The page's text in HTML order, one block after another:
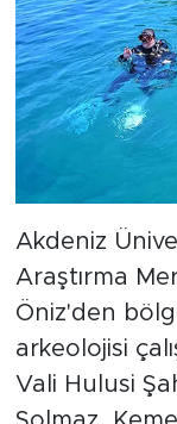
Akdeniz
Araştırma
Öniz'den
arkeolojisi
Vali Hulusi